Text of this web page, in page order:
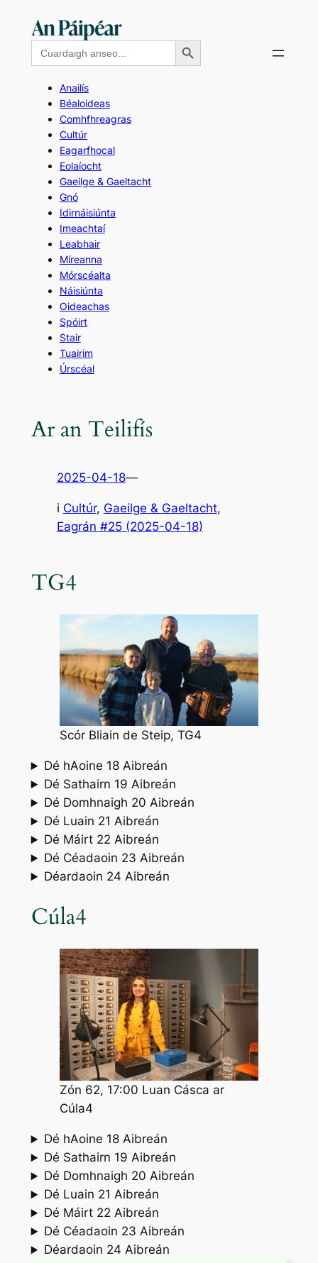
contentSearch
for:
Search Button
Anailís
Béaloideas
Comhfhreagras
Cultúr
Eagarfhocal
Eolaíocht
Gaeilge & Gaeltacht
Gnó
Idirnáisiúnta
Imeachtaí
Leabhair
Míreanna
Mórscéalta
Náisiúnta
Oideachas
Spóirt
Stair
Tuairim
Úrscéal
Ar an Teilifís
2025-04-18—
i Cultúr, Gaeilge & Gaeltacht,
Eagrán #25 (2025-04-18)
TG4
Scór Bliain de Steip, TG4
Dé hAoine 18 Aibreán
Dé Sathairn 19 Aibreán
Dé Domhnaigh 20 Aibreán
Dé Luain 21 Aibreán
Dé Máirt 22 Aibreán
Dé Céadaoin 23 Aibreán
Déardaoin 24 Aibreán
Cúla4
Zón 62, 17:00 Luan Cásca ar
Cúla4
Dé hAoine 18 Aibreán
Dé Sathairn 19 Aibreán
Dé Domhnaigh 20 Aibreán
Dé Luain 21 Aibreán
Dé Máirt 22 Aibreán
Dé Céadaoin 23 Aibreán
Déardaoin 24 Aibreán